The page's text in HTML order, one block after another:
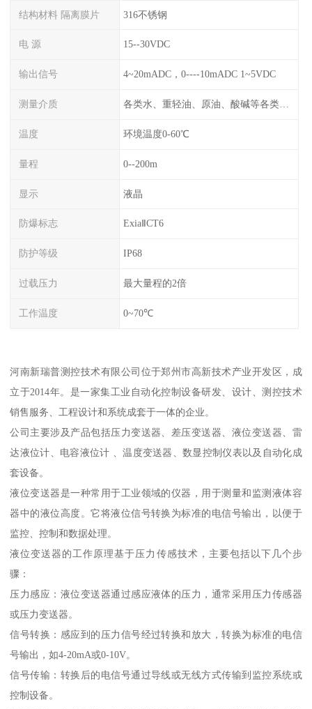
结构材料 隔离膜片 316不锈钢
电 源 15--30VDC
输出信号 4~20mADC，0----10mADC 1~5VDC
测量介质 各类水、重轻油、原油、酸碱等各类腐蚀液
温度 环境温度0-60℃
量程 0--200m
显示 液晶
防爆标志 ExiaⅡCT6
防护等级 IP68
过载压力 最大量程的2倍
工作温度 0~70℃
河南新瑞普测控技术有限公司位于郑州市高新技术产业开发区，成
立于2014年。是一家集工业自动化控制设备研发、设计、测控技术
销售服务、工程设计和系统成套于一体的企业。
公司主要涉及产品包括压力变送器、差压变送器、液位变送器、雷
达液位计、电容液位计 、温度变送器、数显控制仪表以及自动化成
套设备。
液位变送器是一种常用于工业领域的仪器，用于测量和监测液体容
器中的液位高度。它将液位信号转换为标准的电信号输出，以便于
监控、控制和数据处理。
液位变送器的工作原理基于压力传感技术，主要包括以下几个步
骤：
压力感应：液位变送器通过感应液体的压力，通常采用压力传感器
或压力变送器。
信号转换：感应到的压力信号经过转换和放大，转换为标准的电信
号输出，如4-20mA或0-10V。
信号传输：转换后的电信号通过导线或无线方式传输到监控系统或
控制设备。